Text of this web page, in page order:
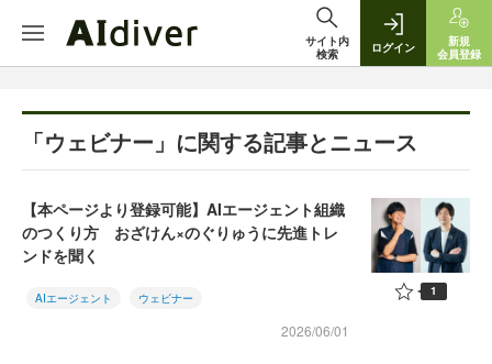
サイト内
検索
ログイン
新規
会員登録
「ウェビナー」に関する記事とニュース
【本ページより登録可能】AIエージェント組織
のつくり方 おざけん×のぐりゅうに先進トレ
ンドを聞く
AIエージェント ウェビナー
2026/06/01
1